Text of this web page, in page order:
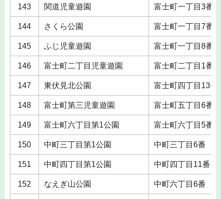
143 関道児童遊園 富士町一丁目3番
144 さくら公園 富士町一丁目7番
145 ふじ児童遊園 富士町一丁目8番
146 富士町二丁目児童遊園 富士町二丁目1番
147 東伏見北公園 富士町四丁目13番
148 富士町第三児童遊園 富士町五丁目6番
149 富士町六丁目第1公園 富士町六丁目5番
150 中町三丁目第1公園 中町三丁目6番
151 中町四丁目第1公園 中町四丁目11番
152 なえぎ山公園 中町六丁目6番